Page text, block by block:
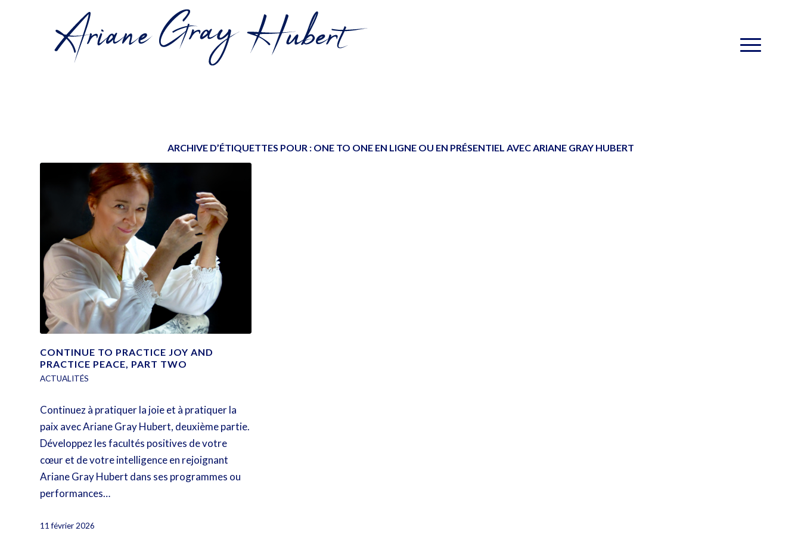
ARCHIVE D’ÉTIQUETTES POUR : ONE TO ONE EN LIGNE OU EN PRÉSENTIEL AVEC ARIANE GRAY HUBERT
CONTINUE TO PRACTICE JOY AND
PRACTICE PEACE, PART TWO
ACTUALITÉS
Continuez à pratiquer la joie et à pratiquer la
paix avec Ariane Gray Hubert, deuxième partie.
Développez les facultés positives de votre
cœur et de votre intelligence en rejoignant
Ariane Gray Hubert dans ses programmes ou
performances…
11 février 2026